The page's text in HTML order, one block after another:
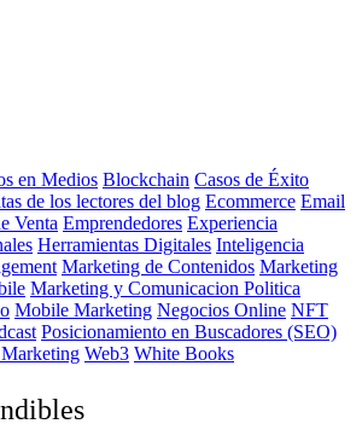
en Medios Blockchain Casos de Éxito
de los lectores del blog Ecommerce Email
Venta Emprendedores Experiencia
Herramientas Digitales Inteligencia
Marketing de Contenidos Marketing
Marketing y Comunicacion Politica
Mobile Marketing Negocios Online NFT
Posicionamiento en Buscadores (SEO)
Web3 White Books